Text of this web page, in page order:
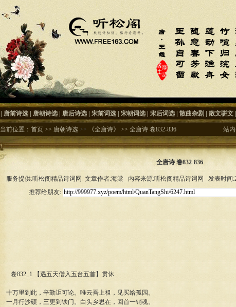
唐前诗选 唐朝诗选 唐后诗选 宋前词选 宋朝词选 宋后词选 散曲杂剧 散文骈文
当前位置： 首页 >> 唐朝诗选 >> 《全唐诗》 >> 全唐诗 卷832-836 站
全唐诗 卷832-836
服务提供:听松阁精品诗词网 文章作者:海棠 内容来源:听松阁精品诗词网 发表时间
推荐给朋友:
卷832_1 【遇五天僧入五台五首】贯休
十万里到此，辛勤讵可论。唯云吾上祖，见买给孤园。
一月行沙碛，三更到铁门。白头乡思在，回首一销魂。